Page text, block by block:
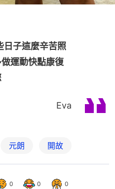
日子這麼辛苦照
運動快點康復
Eva
元朗 開故
0 0 0